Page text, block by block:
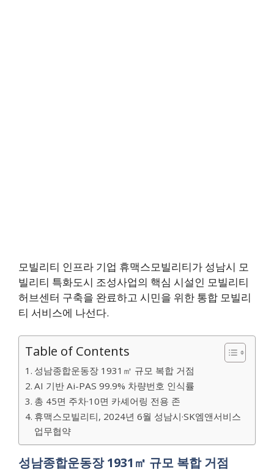
모빌리티 인프라 기업 휴맥스모빌리티가 성남시 모
빌리티 특화도시 조성사업의 핵심 시설인 모빌리티
허브센터 구축을 완료하고 시민을 위한 통합 모빌리
티 서비스에 나선다.
Table of Contents
성남종합운동장 1931㎡ 규모 복합 거점
AI 기반 Ai-PAS 99.9% 차량번호 인식률
총 45면 주차·10면 카셰어링 전용 존
휴맥스모빌리티, 2024년 6월 성남시·SK엠앤서비스
업무협약
성남종합운동장 1931㎡ 규모 복합 거점